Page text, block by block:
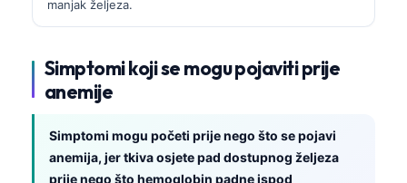
manjak željeza.
Simptomi koji se mogu pojaviti prije
anemije
Simptomi mogu početi prije nego što se pojavi
anemija, jer tkiva osjete pad dostupnog željeza
prije nego što hemoglobin padne ispod